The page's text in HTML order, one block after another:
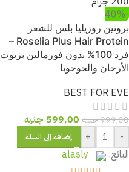
-40%
بروتين روزيليا بلس للشعر
Roselia Plus Hair Protein –
فرد 100% بدون فورمالين بزيوت
الأرجان والجوجوبا
BEST FOR EVE
999,00جنيه 599,00 جنيه
-
+ إضافة إلى السلة
البائع: alasly